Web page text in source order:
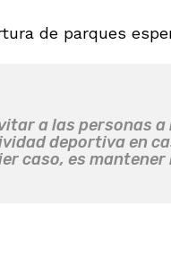
de parques
a las personas
deportiva en
caso, es mantener